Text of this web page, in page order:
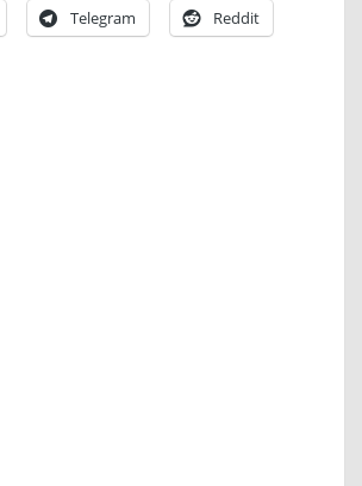
Telegram Reddit